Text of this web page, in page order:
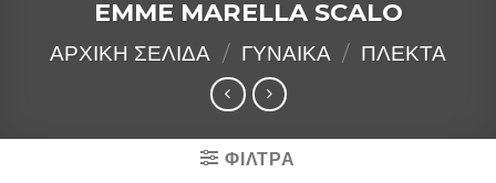
EMME MARELLA SCALO
ΑΡΧΙΚΉ ΣΕΛΊΔΑ / ΓΥΝΑΙΚΑ / ΠΛΕΚΤΑ
ΦΙΛΤΡΑ